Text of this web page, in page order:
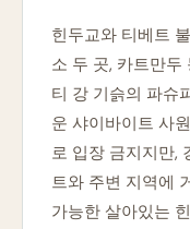
힌두교와 티베트
소 두 곳, 카트만두
티 강 기슭의 파슈
운 샤이바이트 사
로 입장 금지지만,
트와 주변 지역에
가능한 살아있는